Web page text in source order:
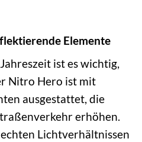
Elemente
ist es wichtig,
Nitro Hero ist mit
ausgestattet, die
erhöhen.
Lichtverhältnissen